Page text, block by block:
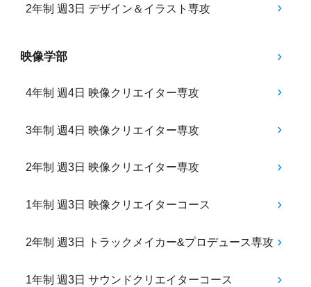
2年制 週3日 デザイン＆イラスト専攻
映像学部
4年制 週4日 映像クリエイター専攻
3年制 週4日 映像クリエイター専攻
2年制 週3日 映像クリエイター専攻
1年制 週3日 映像クリエイターコース
2年制 週3日 トラックメイカー&プロデュース専攻
1年制 週3日 サウンドクリエイターコース